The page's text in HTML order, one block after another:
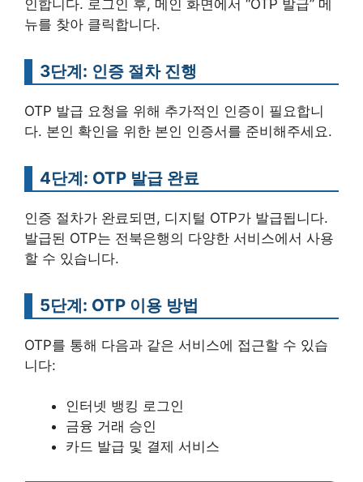
인합니다. 로그인 후, 메인 화면에서 “OTP 발급” 메
뉴를 찾아 클릭합니다.
3단계: 인증 절차 진행
OTP 발급 요청을 위해 추가적인 인증이 필요합니
다. 본인 확인을 위한 본인 인증서를 준비해주세요.
4단계: OTP 발급 완료
인증 절차가 완료되면, 디지털 OTP가 발급됩니다.
발급된 OTP는 전북은행의 다양한 서비스에서 사용
할 수 있습니다.
5단계: OTP 이용 방법
OTP를 통해 다음과 같은 서비스에 접근할 수 있습
니다:
인터넷 뱅킹 로그인
금융 거래 승인
카드 발급 및 결제 서비스